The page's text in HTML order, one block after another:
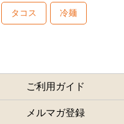
タコス 冷麺
ご利用ガイド
メルマガ登録